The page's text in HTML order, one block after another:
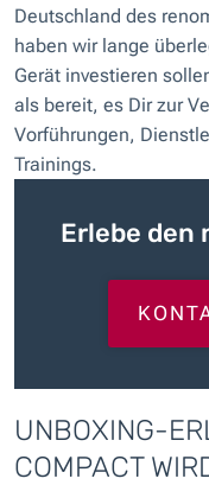
Deutschland des
haben wir lange
Gerät investieren
als bereit, es Dir zur
Vorführungen,
Trainings.
Erlebe den
UNBOXING-
COMPACT